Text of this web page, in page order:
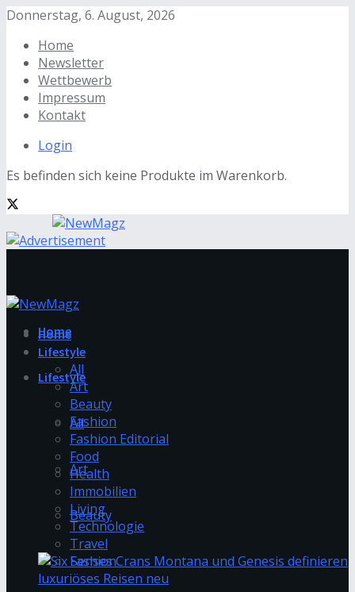
Donnerstag, 6. August, 2026
Home
Newsletter
Wettbewerb
Impressum
Kontakt
Login
Es befinden sich keine Produkte im Warenkorb.
Home
Lifestyle
All
Art
Beauty
Fashion
Home
Lifestyle
All
Art
Beauty
Fashion
Fashion Editorial
Food
Health
Immobilien
Living
Technologie
Travel